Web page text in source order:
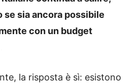
se sia ancora possibile
con un budget
la risposta è sì: esistono